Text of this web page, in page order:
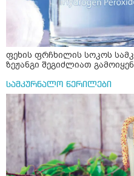
ფეხის ფრჩხილის სოკოს
ზეჟანგი შეგიძლიათ
სამკურნალო წერილები